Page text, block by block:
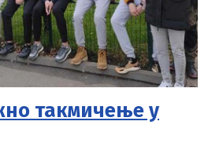
такмичење у